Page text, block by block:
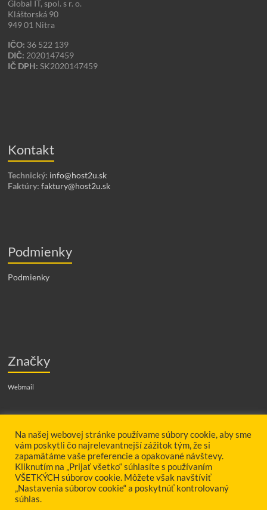
Global IT, spol. s r. o.
Kláštorská 90
949 01 Nitra
IČO: 36 522 139
DIČ: 2020147459
IČ DPH: SK2020147459
Kontakt
Technický: info@host2u.sk
Faktúry: faktury@host2u.sk
Podmienky
Podmienky
Značky
Webmail
Hľadať
Na našej webovej stránke používame súbory cookie, aby sme
vám poskytli čo najrelevantnejší zážitok tým, že si
zapamätáme vaše preferencie a opakované návštevy.
Kliknutím na „Prijať všetko“ súhlasíte s používaním
VŠETKÝCH súborov cookie. Môžete však navštíviť
„Nastavenia súborov cookie“ a poskytnúť kontrolovaný
súhlas.